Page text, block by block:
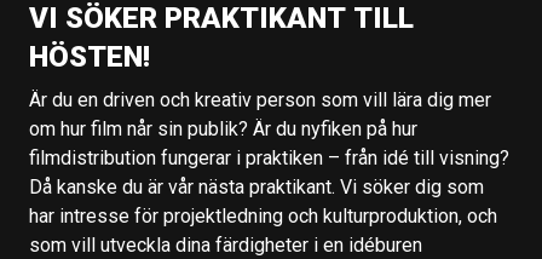
VI SÖKER PRAKTIKANT TILL
HÖSTEN!
Är du en driven och kreativ person som vill lära dig mer
om hur film når sin publik? Är du nyfiken på hur
filmdistribution fungerar i praktiken – från idé till visning?
Då kanske du är vår nästa praktikant. Vi söker dig som
har intresse för projektledning och kulturproduktion, och
som vill utveckla dina färdigheter i en idéburen